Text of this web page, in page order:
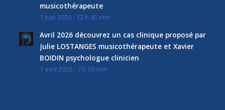
musicothérapeute
1 juin 2026 - 12 h 45 min
Avril 2026 découvrez un cas clinique proposé par
Julie LOSTANGES musicothérapeute et Xavier
BOIDIN psychologue clinicien
1 avril 2026 - 7 h 00 min